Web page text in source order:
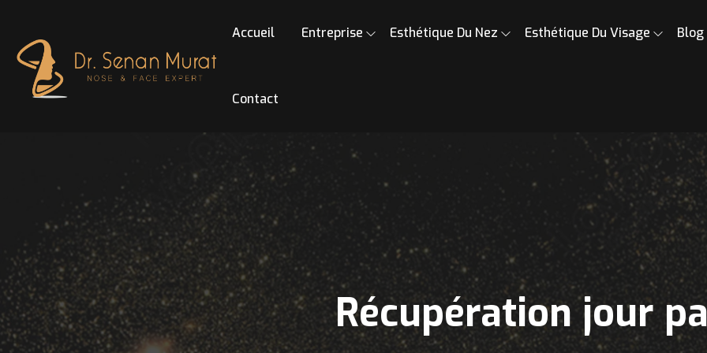
Accueil Entreprise Esthétique Du Nez Esthétique Du Visage Blog
Contact
Récupération jour